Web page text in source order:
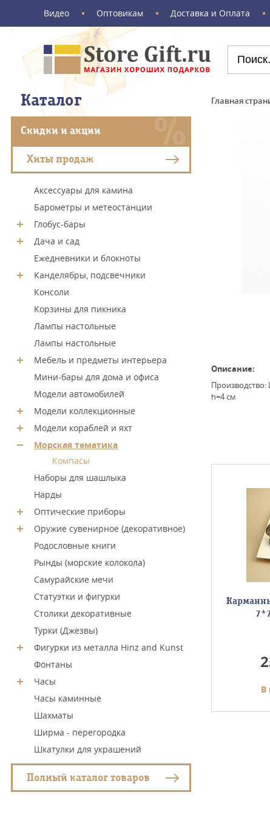
Видео Оптовикам Доставка и Оплата
Каталог
Скидки и акции
Хиты продаж
Аксессуары для камина
Барометры и метеостанции
Глобус-бары
Дача и сад
Ежедневники и блокноты
Канделябры, подсвечники
Консоли
Корзины для пикника
Лампы настольные
Лампы настольные
Мебель и предметы интерьера
Мини-бары для дома и офиса
Модели автомобилей
Модели коллекционные
Модели кораблей и яхт
Морская тематика
Компасы
Наборы для шашлыка
Нарды
Оптические приборы
Оружие сувенирное (декоративное)
Родословные книги
Рынды (морские колокола)
Самурайские мечи
Статуэтки и фигурки
Столики декоративные
Турки (Джезвы)
Фигурки из металла Hinz and Kunst
Фонтаны
Часы
Часы каминные
Шахматы
Ширма - перегородка
Шкатулки для украшений
Полный каталог товаров
Главная
Описание:
Производство:
h=4 см
Морской компас в кожаном
футляре h=4,5; D=11; d=8
см с солнечными часами
В